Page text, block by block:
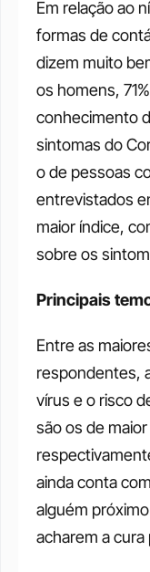
Em relação ao
formas de
dizem muito
os homens,
conhecimento
sintomas do
o de pessoas
entrevistados
maior índice,
sobre os
Principais
Entre as
respondentes,
vírus e o risco
são os de
ainda conta
alguém
acharem a cura